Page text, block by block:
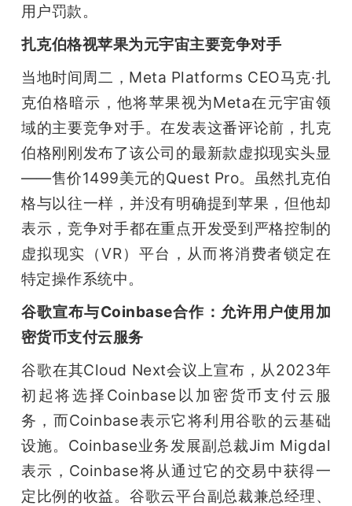
用户罚款。
扎克伯格视苹果为元宇宙主要竞争对手
当地时间周二，Meta Platforms CEO马克·扎
克伯格暗示，他将苹果视为Meta在元宇宙领
域的主要竞争对手。在发表这番评论前，扎克
伯格刚刚发布了该公司的最新款虚拟现实头显
——售价1499美元的Quest Pro。虽然扎克伯
格与以往一样，并没有明确提到苹果，但他却
表示，竞争对手都在重点开发受到严格控制的
虚拟现实（VR）平台，从而将消费者锁定在
特定操作系统中。
谷歌宣布与Coinbase合作：允许用户使用加
密货币支付云服务
谷歌在其Cloud Next会议上宣布，从2023年
初起将选择Coinbase以加密货币支付云服
务，而Coinbase表示它将利用谷歌的云基础
设施。Coinbase业务发展副总裁Jim Migdal
表示，Coinbase将从通过它的交易中获得一
定比例的收益。谷歌云平台副总裁兼总经理、